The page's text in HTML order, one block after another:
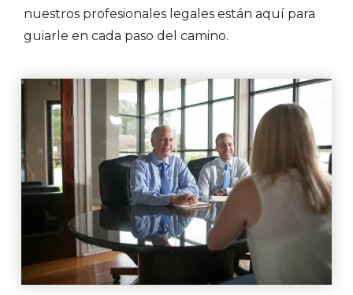
nuestros profesionales legales están aquí para
guiarle en cada paso del camino.